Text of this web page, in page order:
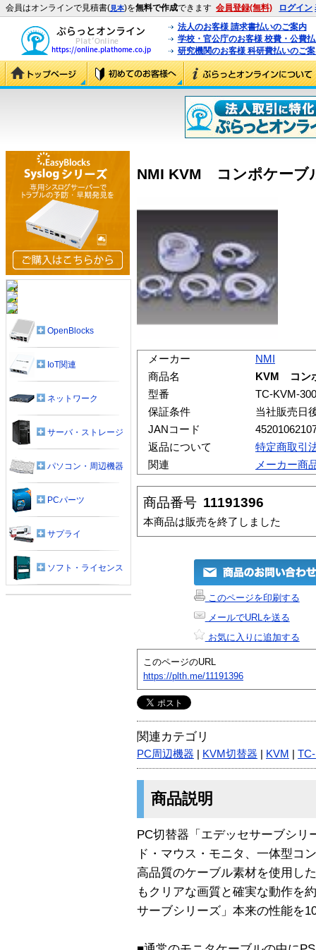
会員はオンラインで見積書(見本)を無料で作成できます 会員登録(無料) ログイン
法人のお客様 請求書払いのご案内
学校・官公庁のお客様 校費・公費
研究機関のお客様 科研費払いのご
NMI KVM コンポケーブ
メーカー
NMI
商品名
KVM コン
型番
TC-KVM-300
保証条件
当社販売日
JANコード
返品について
特定商取引
関連
メーカー商
商品番号 11191396
本商品は販売を終了しました
このページを印刷する
メールでURLを送る
お気に入りに追加する
このページのURL
https://plth.me/11191396
関連カテゴリ
PC周辺機器 KVM切替器 KVM
商品説明
PC切替器「エデッセサーブシリ
ド・マウス・モニタ、一体型コ
高品質のケーブル素材を使用し
もクリアな画質と確実な動作を
サーブシリーズ」本来の性能を
OpenBlocks
IoT関連
ネットワーク
サーバ・ストレージ
パソコン・周辺機器
PCパーツ
サプライ
ソフト・ライセンス